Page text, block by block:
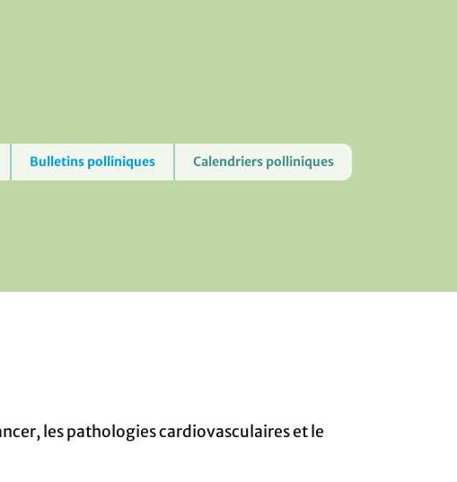
Bulletins polliniques Calendriers polliniques
les pathologies cardiovasculaires et le